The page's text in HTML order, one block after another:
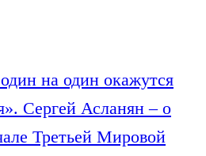
на один окажутся
Сергей Асланян – о
Третьей Мировой